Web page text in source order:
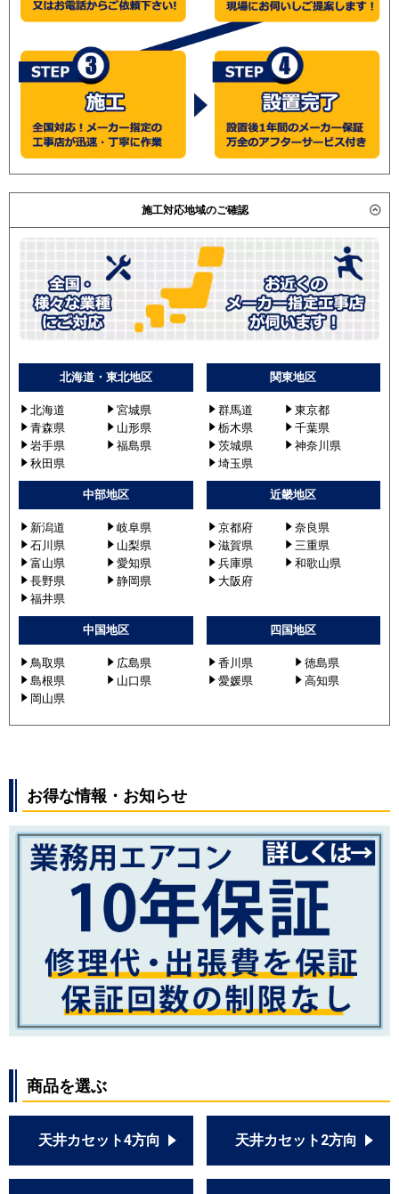
施工対応地域のご確認
北海道・東北地区
北海道
宮城県
青森県
山形県
岩手県
福島県
秋田県
関東地区
群馬道
東京都
栃木県
千葉県
茨城県
神奈川県
埼玉県
中部地区
新潟道
岐阜県
石川県
山梨県
富山県
愛知県
長野県
静岡県
福井県
近畿地区
京都府
奈良県
滋賀県
三重県
兵庫県
和歌山県
大阪府
中国地区
鳥取県
広島県
島根県
山口県
岡山県
四国地区
香川県
徳島県
愛媛県
高知県
お得な情報・お知らせ
商品を選ぶ
天井カセット4方向 天井カセット2方向